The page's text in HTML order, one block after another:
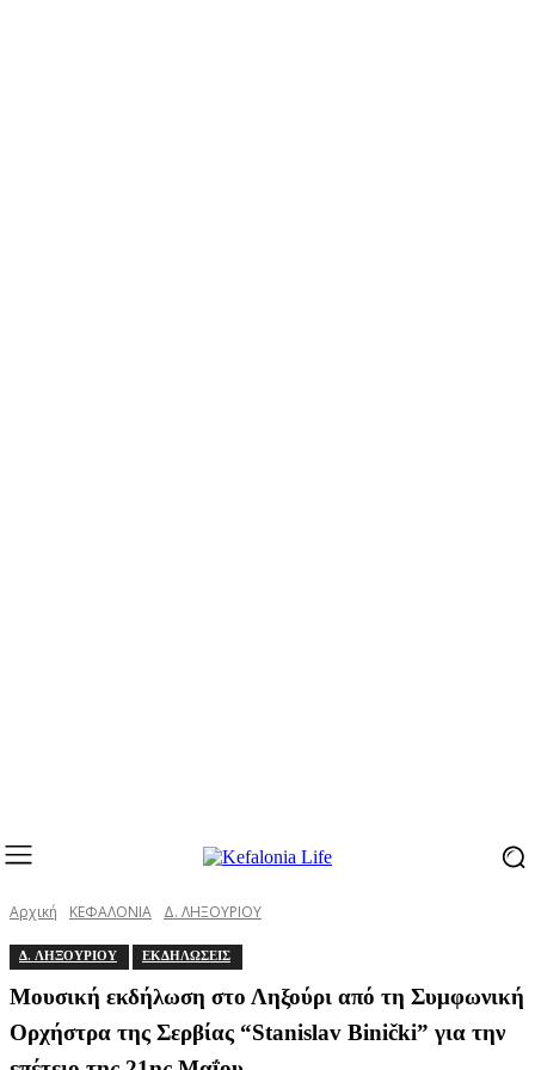
Αρχική ΚΕΦΑΛΟΝΙΑ Δ. ΛΗΞΟΥΡΙΟΥ
Δ. ΛΗΞΟΥΡΙΟΥ ΕΚΔΗΛΩΣΕΙΣ
Μουσική εκδήλωση στο Ληξούρι από τη Συμφωνική
Ορχήστρα της Σερβίας “Stanislav Binički” για την